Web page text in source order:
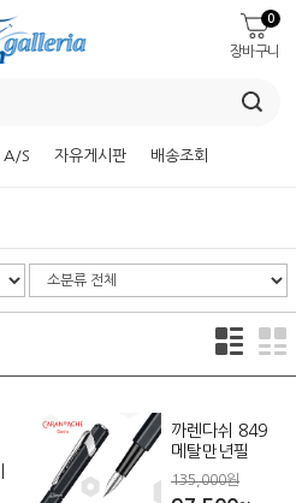
장바구니
0
A/S 자유게시판 배송조회
까렌다쉬 849
메탈만년필
135,000원